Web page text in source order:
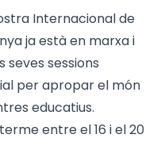
Internacional de
ja està en marxa i
seves sessions
per apropar el món
educatius.
entre el 16 i el 20